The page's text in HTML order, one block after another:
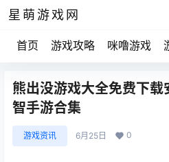
星萌游戏网
首页 游戏攻略 咪噜游戏
熊出没游戏大全免费下载
智手游合集
游戏资讯 6月25日 0